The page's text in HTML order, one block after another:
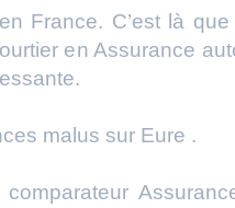
France. C’est là
en Assurance
malus sur Eure .